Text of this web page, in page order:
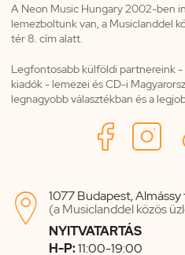
A Neon Music Hungary 2002-ben
lemezboltunk van, a Musiclanddel
tér 8. cím alatt.
Legfontosabb külföldi partnereink -
kiadók - lemezei és CD-i
legnagyobb választékban és a

1077 Budapest,
(a Musiclanddel közös
NYITVATARTÁS
H-P:11:00-19:00